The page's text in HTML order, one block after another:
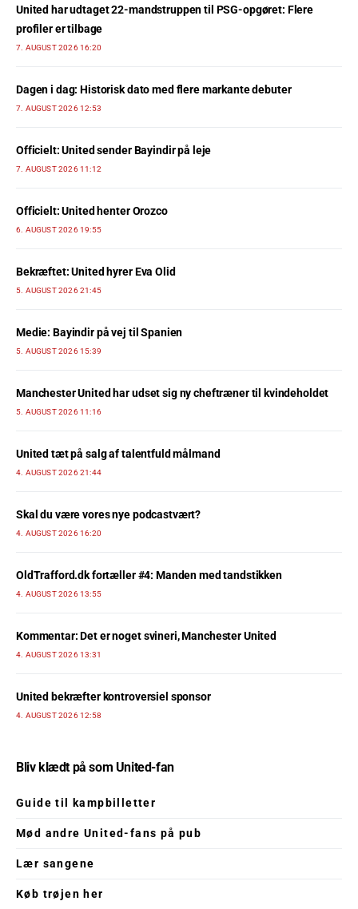
United har udtaget 22-mandstruppen til PSG-opgøret: Flere
profiler er tilbage
7. AUGUST 2026 16:20
Dagen i dag: Historisk dato med flere markante debuter
7. AUGUST 2026 12:53
Officielt: United sender Bayindir på leje
7. AUGUST 2026 11:12
Officielt: United henter Orozco
6. AUGUST 2026 19:55
Bekræftet: United hyrer Eva Olid
5. AUGUST 2026 21:45
Medie: Bayindir på vej til Spanien
5. AUGUST 2026 15:39
Manchester United har udset sig ny cheftræner til kvindeholdet
5. AUGUST 2026 11:16
United tæt på salg af talentfuld målmand
4. AUGUST 2026 21:44
Skal du være vores nye podcastvært?
4. AUGUST 2026 16:20
OldTrafford.dk fortæller #4: Manden med tandstikken
4. AUGUST 2026 13:55
Kommentar: Det er noget svineri, Manchester United
4. AUGUST 2026 13:31
United bekræfter kontroversiel sponsor
4. AUGUST 2026 12:58
Bliv klædt på som United-fan
Guide til kampbilletter
Mød andre United-fans på pub
Lær sangene
Køb trøjen her